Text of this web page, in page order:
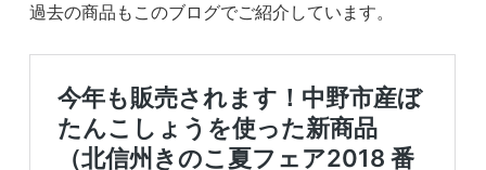
過去の商品もこのブログでご紹介しています。